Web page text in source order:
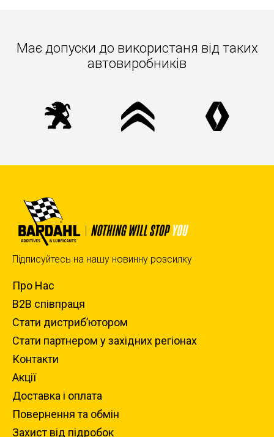
Має допуски до використаня вiд таких
автовиробників
Підписуйтесь на нашу новинну розсилку
Про Нас
B2B співпраця
Стати дистриб’ютором
Стати партнером у західних регіонах
Контакти
Акції
Доставка i оплата
Повернення та обмiн
Захист вiд пiдробок